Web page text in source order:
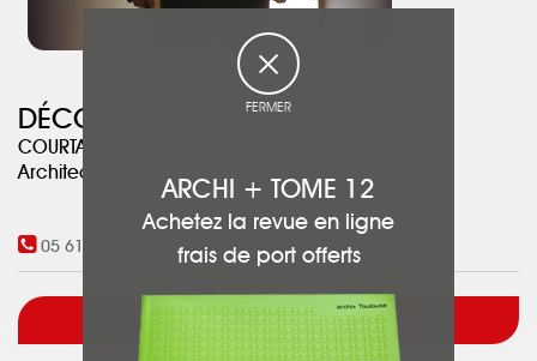
DÉCOD'ART DESIGN
COURTADE Véronique
Architecte d'intérieur
05 61 73 31 86
Voir l'architecte
FERMER
ARCHI + TOME 12
Achetez la revue en ligne
frais de port offerts